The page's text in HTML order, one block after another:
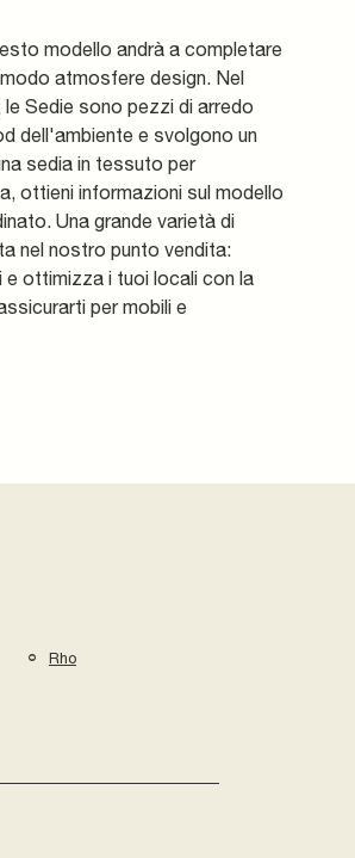
modello andrà a completare
atmosfere design. Nel
Sedie sono pezzi di arredo
dell'ambiente e svolgono un
sedia in tessuto per
ottieni informazioni sul modello
Una grande varietà di
nel nostro punto vendita:
ottimizza i tuoi locali con la
per mobili e
Rho